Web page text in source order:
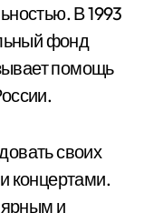
В 1993
фонд
помощь
своих
концертами.
и